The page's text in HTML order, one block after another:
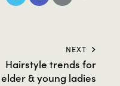
NEXT
Hairstyle trends for
elder & young ladies